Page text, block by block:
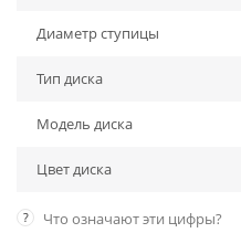
Диаметр ступицы
Тип диска
Модель диска
Цвет диска
? Что означают эти цифры?